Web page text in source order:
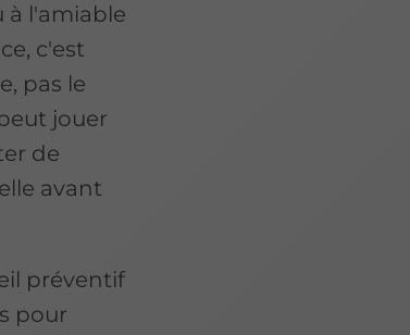
à l'amiable
c'est
pas le
jouer
de
avant
préventif
pour